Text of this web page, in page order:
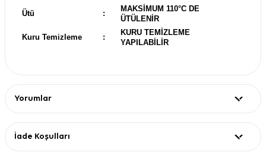
Ütü :
MAKSİMUM 110°C DE
ÜTÜLENİR
Kuru Temizleme :
KURU TEMİZLEME
YAPILABİLİR
Yorumlar
İade Koşulları